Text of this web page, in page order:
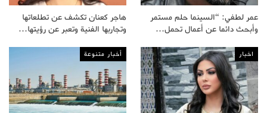
عمر لطفي: “السينما حلم مستمر
وأبحث دائما عن أعمال تحمل…
هاجر كعنان تكشف عن تطلعاتها
وتجاربها الفنية وتعبر عن رؤيتها…
اخبار أخبار متنوعة